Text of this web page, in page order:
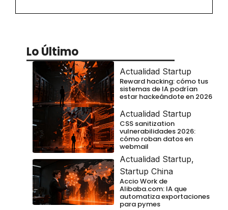
Lo Último
Actualidad Startup
Reward hacking: cómo tus
sistemas de IA podrían
estar hackeándote en 2026
Actualidad Startup
CSS sanitization
vulnerabilidades 2026:
cómo roban datos en
webmail
Actualidad Startup,
Startup China
Accio Work de
Alibaba.com: IA que
automatiza exportaciones
para pymes